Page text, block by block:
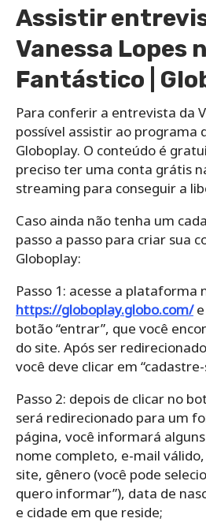
Assistir
Vanessa Lopes
Fantástico |
Para conferir a entrevista da
possível assistir ao programa
Globoplay. O conteúdo é
preciso ter uma conta grátis
streaming para conseguir a
Caso ainda não tenha um
passo a passo para criar sua
Globoplay:
Passo 1: acesse a plataforma
https://globoplay.globo.com/e
botão “entrar”, que você
do site. Após ser
você deve clicar em “cadastre-
Passo 2: depois de clicar no
será redirecionado para um
página, você informará
nome completo, e-mail
site, gênero (você pode
quero informar”), data de
e cidade em que reside;